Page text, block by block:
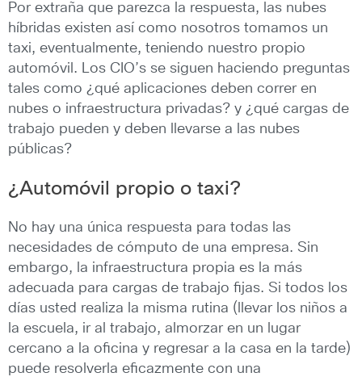
Por extraña que parezca la respuesta, las nubes
híbridas existen así como nosotros tomamos un
taxi, eventualmente, teniendo nuestro propio
automóvil. Los CIO’s se siguen haciendo preguntas
tales como ¿qué aplicaciones deben correr en
nubes o infraestructura privadas? y ¿qué cargas de
trabajo pueden y deben llevarse a las nubes
públicas?
¿Automóvil propio o taxi?
No hay una única respuesta para todas las
necesidades de cómputo de una empresa. Sin
embargo, la infraestructura propia es la más
adecuada para cargas de trabajo fijas. Si todos los
días usted realiza la misma rutina (llevar los niños a
la escuela, ir al trabajo, almorzar en un lugar
cercano a la oficina y regresar a la casa en la tarde)
puede resolverla eficazmente con una